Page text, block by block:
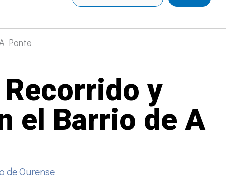
Ponte
y
el Barrio de A
de Ourense